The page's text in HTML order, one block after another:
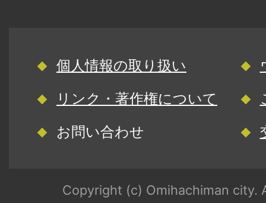
個人情報の取り扱い
リンク・著作権について
お問い合わせ
Copyright (c) Omihachiman city.